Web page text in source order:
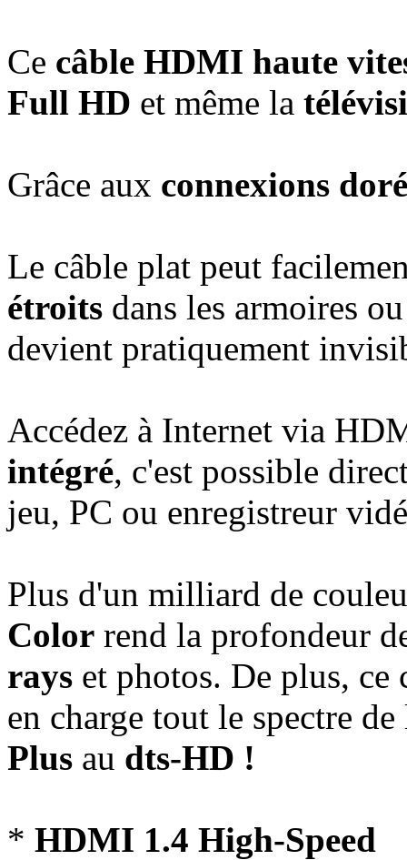
Ce câble HDMI haute
Full HD et même la
Grâce aux connexions
Le câble plat peut
étroits dans les armoires
devient pratiquement
Accédez à Internet via
intégré, c'est possible
jeu, PC ou enregistreur
Plus d'un milliard de
Color rend la profondeur
rays et photos. De plus,
en charge tout le spectre
Plus au dts-HD !
* HDMI 1.4 High-Speed